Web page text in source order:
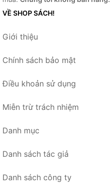
VỀ SHOP SÁCH!
Giới thiệu
Chính sách bảo mật
Điều khoản sử dụng
Miễn trừ trách nhiệm
Danh mục
Danh sách tác giả
Danh sách công ty